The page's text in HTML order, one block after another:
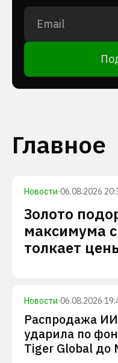
Главное
Новости·06.08.2026
Золото
максимума
толкает
Новости·06.08.2026
Распродажа
ударила по
Tiger Global до